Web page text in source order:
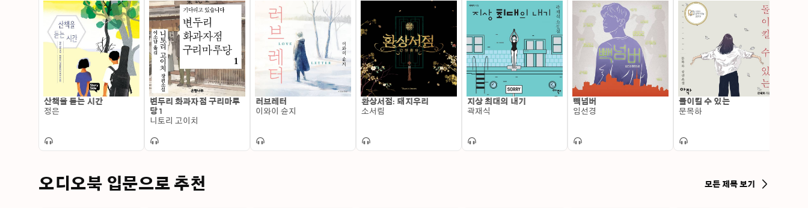
산책을 듣는 시간
정은
변두리 화과자점 구리마루
당 1
니토리 고이치
러브레터
이와이 슌지
환상서점: 돼지우리
소서림
지상 최대의 내기
곽재식
빽넘버
임선경
돌이킬 수 있는
문목하
오디오북 입문으로 추천 모든 제목 보기